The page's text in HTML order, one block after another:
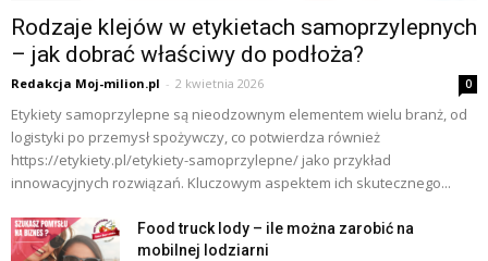
Rodzaje klejów w etykietach samoprzylepnych
– jak dobrać właściwy do podłoża?
Redakcja Moj-milion.pl - 2 kwietnia 2026 0
Etykiety samoprzylepne są nieodzownym elementem wielu branż, od
logistyki po przemysł spożywczy, co potwierdza również
https://etykiety.pl/etykiety-samoprzylepne/ jako przykład
innowacyjnych rozwiązań. Kluczowym aspektem ich skutecznego...
Food truck lody – ile można zarobić na
mobilnej lodziarni